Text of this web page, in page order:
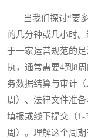
当我们探讨“要多
的几分钟或几小时
于一家运营规范的
执，通常需要4到8
务数据结算与审计
周）、法律文件准
填报或线下提交（
周）。理解这个周